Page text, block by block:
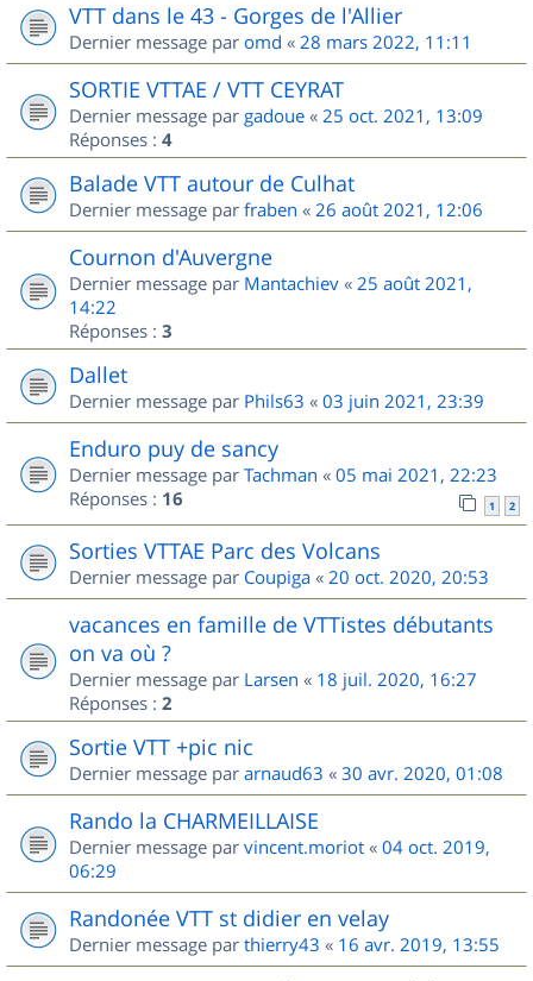
VTT dans le 43 - Gorges de l'Allier
Dernier message par omd « 28 mars 2022, 11:11
SORTIE VTTAE / VTT CEYRAT
Dernier message par gadoue « 25 oct. 2021, 13:09
Réponses : 4
Balade VTT autour de Culhat
Dernier message par fraben « 26 août 2021, 12:06
Cournon d'Auvergne
Dernier message par Mantachiev « 25 août 2021,
14:22
Réponses : 3
Dallet
Dernier message par Phils63 « 03 juin 2021, 23:39
Enduro puy de sancy
Dernier message par Tachman « 05 mai 2021, 22:23
Réponses : 16 1 2
Sorties VTTAE Parc des Volcans
Dernier message par Coupiga « 20 oct. 2020, 20:53
vacances en famille de VTTistes débutants
on va où ?
Dernier message par Larsen « 18 juil. 2020, 16:27
Réponses : 2
Sortie VTT +pic nic
Dernier message par arnaud63 « 30 avr. 2020, 01:08
Rando la CHARMEILLAISE
Dernier message par vincent.moriot « 04 oct. 2019,
06:29
Randonée VTT st didier en velay
Dernier message par thierry43 « 16 avr. 2019, 13:55